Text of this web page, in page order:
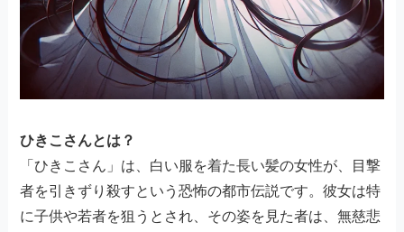
ひきこさんとは？
「ひきこさん」は、白い服を着た長い髪の女性が、目撃
者を引きずり殺すという恐怖の都市伝説です。彼女は特
に子供や若者を狙うとされ、その姿を見た者は、無慈悲